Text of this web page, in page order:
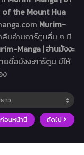
of the Mount Hua
Murim-
ลืมอ่านการ์ตูนอื่น ๆ มี
Manga | อ่านมังงะ
ยชื่อมังงะการ์ตูน มีให้
ง
ก่อนหน้านี้ ถัดไป